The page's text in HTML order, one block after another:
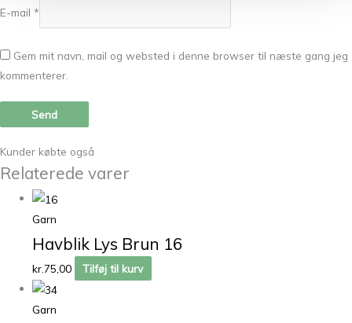
E-mail *
Gem mit navn, mail og websted i denne browser til næste gang jeg
kommenterer.
Kunder købte også
Relaterede varer
Garn
Havblik Lys Brun 16
kr.75,00 Tilføj til kurv
Garn